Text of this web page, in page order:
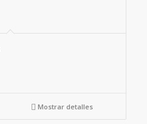
Mostrar detalles